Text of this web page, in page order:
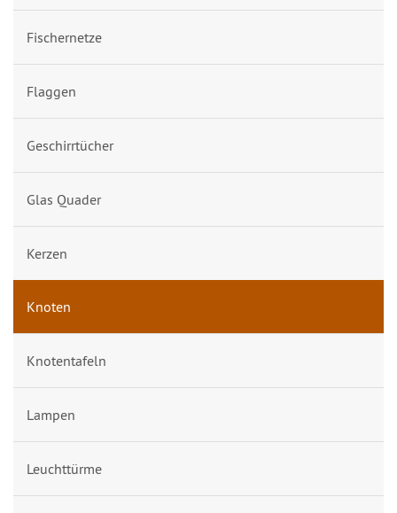
Fischernetze
Flaggen
Geschirrtücher
Glas Quader
Kerzen
Knoten
Knotentafeln
Lampen
Leuchttürme